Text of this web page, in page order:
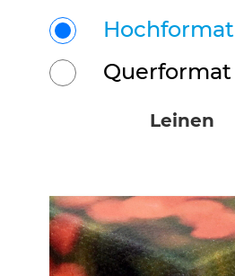
Hochformat
Querformat
Leinen